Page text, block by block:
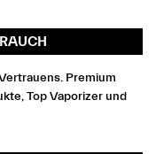
Premium
Top Vaporizer und